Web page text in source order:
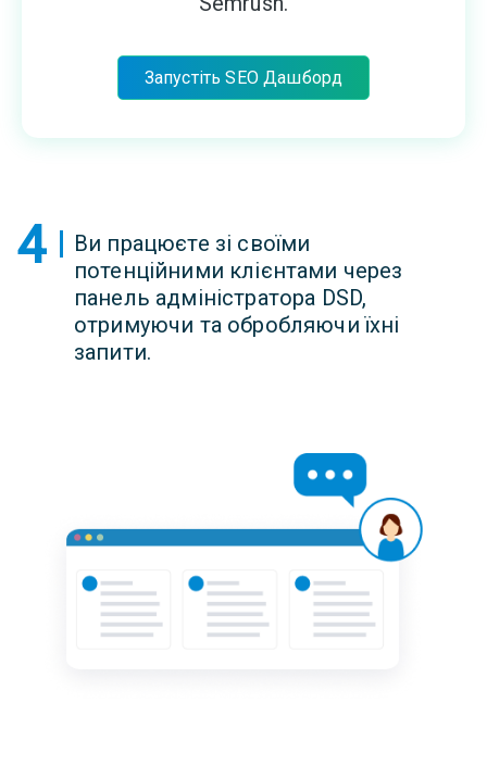
Запустіть SEO Дашборд
4
Ви працюєте зі своїми
потенційними клієнтами через
панель адміністратора DSD,
отримуючи та обробляючи їхні
запити.